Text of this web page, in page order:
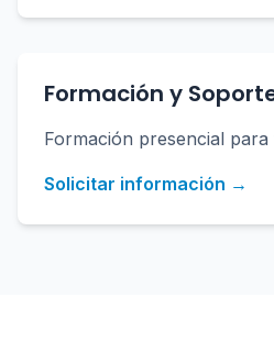
Formación y
Formación presencial
Solicitar información →